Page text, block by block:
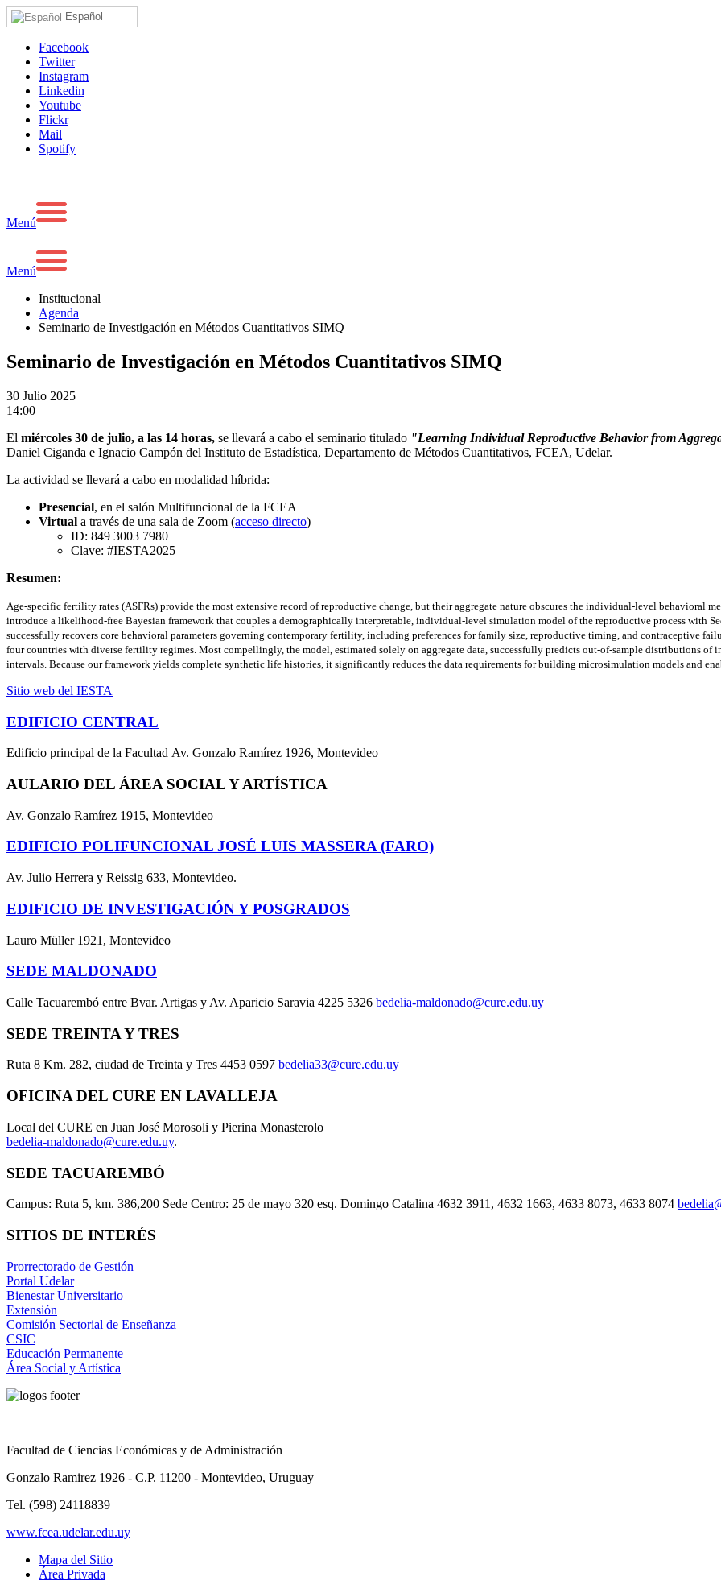
Español
Facebook
Twitter
Instagram
Linkedin
Youtube
Flickr
Mail
Spotify
Menú
Menú
Institucional
Agenda
Seminario de Investigación en Métodos Cuantitativos SIMQ
Seminario de Investigación en Métodos Cuantitativos SIMQ
30 Julio 2025
14:00
El miércoles 30 de julio, a las 14 horas, se llevará a cabo el seminario titulado "Learning Individual Reproductive Behavior from
Daniel Ciganda e Ignacio Campón del Instituto de Estadística, Departamento de Métodos Cuantitativos, FCEA, Udelar.
La actividad se llevará a cabo en modalidad híbrida:
Presencial, en el salón Multifuncional de la FCEA
Virtual a través de una sala de Zoom (acceso directo)
ID: 849 3003 7980
Clave: #IESTA2025
Resumen:
Age-specific fertility rates (ASFRs) provide the most extensive record of reproductive change, but their aggregate nature obscures the individual-level behavioral
introduce a likelihood-free Bayesian framework that couples a demographically interpretable, individual-level simulation model of the reproductive process with
successfully recovers core behavioral parameters governing contemporary fertility, including preferences for family size, reproductive timing, and contraceptive
four countries with diverse fertility regimes. Most compellingly, the model, estimated solely on aggregate data, successfully predicts out-of-sample distributions
intervals. Because our framework yields complete synthetic life histories, it significantly reduces the data requirements for building microsimulation models and
Sitio web del IESTA
EDIFICIO CENTRAL
Edificio principal de la Facultad Av. Gonzalo Ramírez 1926, Montevideo
AULARIO DEL ÁREA SOCIAL Y ARTÍSTICA
Av. Gonzalo Ramírez 1915, Montevideo
EDIFICIO POLIFUNCIONAL JOSÉ LUIS MASSERA (FARO)
Av. Julio Herrera y Reissig 633, Montevideo.
EDIFICIO DE INVESTIGACIÓN Y POSGRADOS
Lauro Müller 1921, Montevideo
SEDE MALDONADO
Calle Tacuarembó entre Bvar. Artigas y Av. Aparicio Saravia 4225 5326 bedelia-maldonado@cure.edu.uy
SEDE TREINTA Y TRES
Ruta 8 Km. 282, ciudad de Treinta y Tres 4453 0597 bedelia33@cure.edu.uy
OFICINA DEL CURE EN LAVALLEJA
Local del CURE en Juan José Morosoli y Pierina Monasterolo
bedelia-maldonado@cure.edu.uy.
SEDE TACUAREMBÓ
Campus: Ruta 5, km. 386,200 Sede Centro: 25 de mayo 320 esq. Domingo Catalina 4632 3911, 4632 1663, 4633 8073, 4633 8074
SITIOS DE INTERÉS
Prorrectorado de Gestión
Portal Udelar
Bienestar Universitario
Extensión
Comisión Sectorial de Enseñanza
CSIC
Educación Permanente
Área Social y Artística
Facultad de Ciencias Económicas y de Administración
Gonzalo Ramirez 1926 - C.P. 11200 - Montevideo, Uruguay
Tel. (598) 24118839
www.fcea.udelar.edu.uy
Mapa del Sitio
Área Privada